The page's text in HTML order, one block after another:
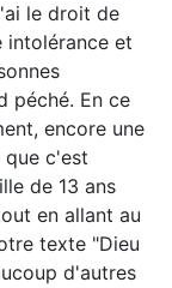
le droit de
intolérance et
péché. En ce
encore une
c'est
de 13 ans
en allant au
texte "Dieu
d'autres